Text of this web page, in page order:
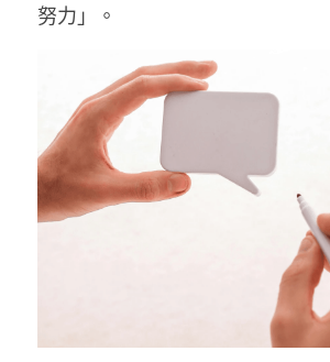
努力」。